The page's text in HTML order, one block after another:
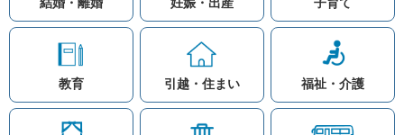
教育 引越・住まい 福祉・介護